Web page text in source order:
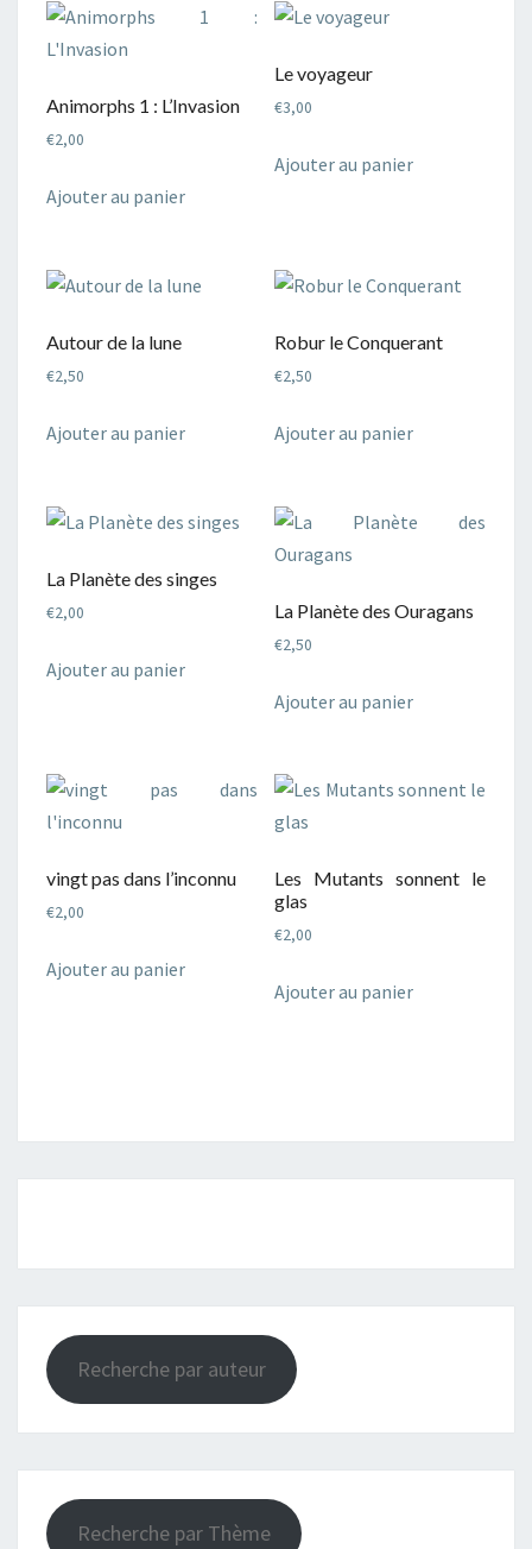
Animorphs 1 : L’Invasion
€2,00
Ajouter au panier
Le voyageur
€3,00
Ajouter au panier
Autour de la lune
€2,50
Ajouter au panier
Robur le Conquerant
€2,50
Ajouter au panier
La Planète des singes
€2,00
Ajouter au panier
La Planète des Ouragans
€2,50
Ajouter au panier
vingt pas dans l’inconnu
€2,00
Ajouter au panier
Les Mutants sonnent le
glas
€2,00
Ajouter au panier
Recherche par auteur
Recherche par Thème